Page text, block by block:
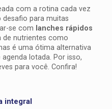
com a rotina cada vez
desafio para muitas
se com lanches rápidos
de nutrientes como
é uma ótima alternativa
lotada. Por isso,
para você. Confira!
integral